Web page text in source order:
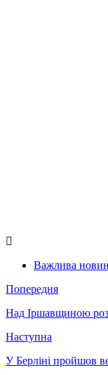
Важлива
Попередня
Над Іршавщиною
Наступна
У Берліні пройшов